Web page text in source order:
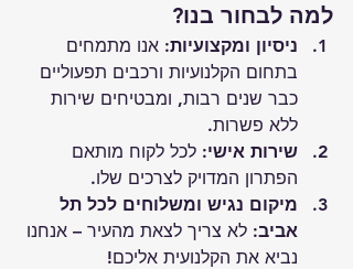
למה לבחור בנו?
ניסיון ומקצועיות: אנו מתמחים
בתחום הקלנועיות ורכבים תפעוליים
כבר שנים רבות, ומבטיחים שירות
ללא פשרות.
שירות אישי: לכל לקוח מותאם
הפתרון המדויק לצרכים שלו.
מיקום נגיש ומשלוחים לכל תל
אביב: לא צריך לצאת מהעיר – אנחנו
נביא את הקלנועית אליכם!